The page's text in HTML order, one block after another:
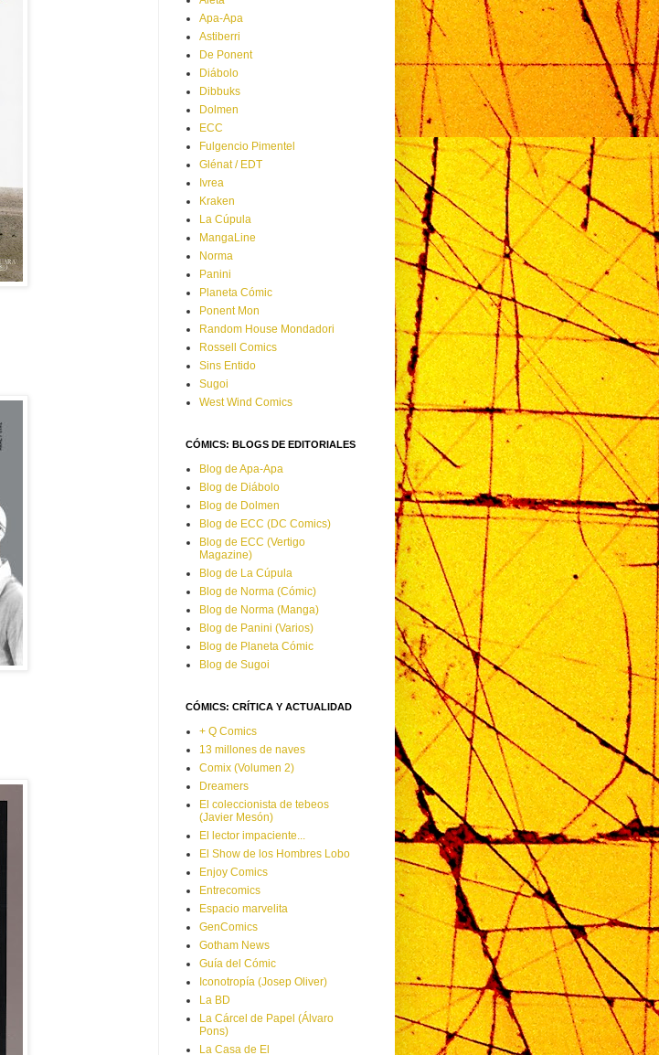
Apa-Apa
Astiberri
De Ponent
Diábolo
Dibbuks
Dolmen
ECC
Fulgencio Pimentel
Glénat / EDT
Ivrea
Kraken
La Cúpula
MangaLine
Norma
Panini
Planeta Cómic
Ponent Mon
Random House Mondadori
Rossell Comics
Sins Entido
Sugoi
West Wind Comics
CÓMICS: BLOGS DE EDITORIALES
Blog de Apa-Apa
Blog de Diábolo
Blog de Dolmen
Blog de ECC (DC Comics)
Blog de ECC (Vertigo
Magazine)
Blog de La Cúpula
Blog de Norma (Cómic)
Blog de Norma (Manga)
Blog de Panini (Varios)
Blog de Planeta Cómic
Blog de Sugoi
CÓMICS: CRÍTICA Y ACTUALIDAD
+ Q Comics
13 millones de naves
Comix (Volumen 2)
Dreamers
El coleccionista de tebeos
(Javier Mesón)
El lector impaciente...
El Show de los Hombres Lobo
Enjoy Comics
Entrecomics
Espacio marvelita
GenComics
Gotham News
Guía del Cómic
Iconotropía (Josep Oliver)
La BD
La Cárcel de Papel (Álvaro
Pons)
La Casa de El